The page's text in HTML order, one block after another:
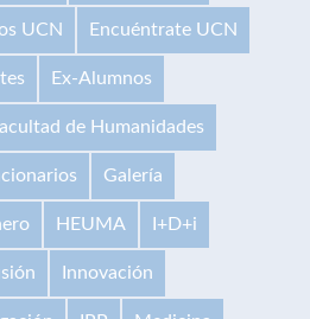
UCN Encuéntrate UCN
Ex-Alumnos
de Humanidades
Galería
HEUMA I+D+i
Innovación